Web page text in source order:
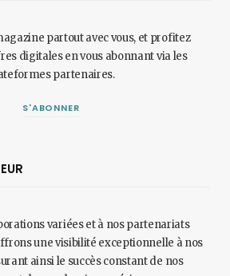
partout avec vous, et profitez
digitales en vous abonnant via les
partenaires.
S'ABONNER
variées et à nos partenariats
une visibilité exceptionnelle à nos
ainsi le succès constant de nos